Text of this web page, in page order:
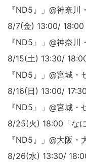
『ND5』」@神奈川
8/7(金) 13:00/ 18:00
『ND5』」@神奈川
8/15(土) 13:30/
『ND5』」@宮城
8/16(日) 13:00/
『ND5』」@宮城
8/25(火) 18:00「な
『ND5』」@大阪・
8/26(水) 13:30/